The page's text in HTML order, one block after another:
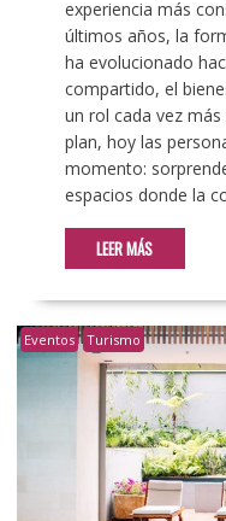
experiencia más
últimos años, la
ha evolucionado
compartido, el
un rol cada vez
plan, hoy las
momento:
espacios donde la
LEER MÁS
Eventos Turismo